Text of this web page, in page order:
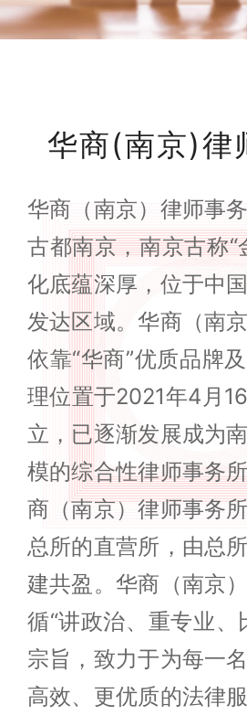
华商(南京)律
华商（南京）律师事
古都南京，南京古称“
化底蕴深厚，位于中
发达区域。华商（南
依靠“华商”优质品牌
理位置于2021年4月
立，已逐渐发展成为
模的综合性律师事务
商（南京）律师事务
总所的直营所，由总
建共盈。华商（南京
循“讲政治、重专业、
宗旨，致力于为每一
高效、更优质的法律